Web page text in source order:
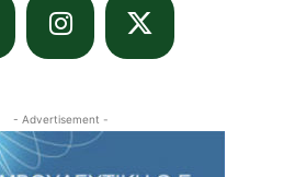
- Advertisement -